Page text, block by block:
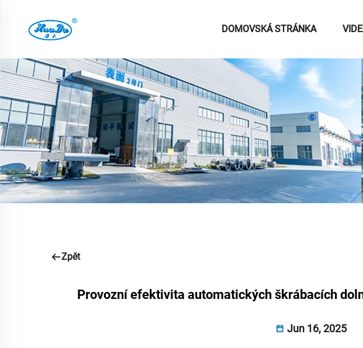
DOMOVSKÁ STRÁNKA
Zpět
Provozní efektivita automatických škrábacích
Jun 16, 2025